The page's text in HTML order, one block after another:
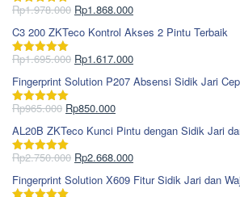
Dinilai5.00
Rp1.978.000 Harga
aslinya
adalah:
Rp1.978.000.
Rp1.868.000Harga
saat
ini
adalah:
C3 200 ZKTeco Kontrol Akses 2 Pintu Terbaik
Dinilai5.00
Rp1.695.000 Harga
aslinya
adalah:
Rp1.695.000.
Rp1.617.000Harga
saat
ini
Fingerprint Solution P207 Absensi Sidik Jari
Dinilai5.00
Rp965.000 Harga
aslinya
adalah:
Rp965.000.
Rp850.000Harga
saat
ini
adalah:
AL20B ZKTeco Kunci Pintu dengan Sidik Jari
Dinilai5.00
Rp2.750.000 Harga
aslinya
adalah:
Rp2.668.000Harga
saat
ini
Fingerprint Solution X609 Fitur Sidik Jari dan